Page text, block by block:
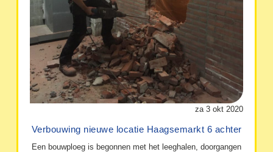
za 3 okt 2020
Verbouwing nieuwe locatie Haagsemarkt 6 achter
Een bouwploeg is begonnen met het leeghalen, doorgangen